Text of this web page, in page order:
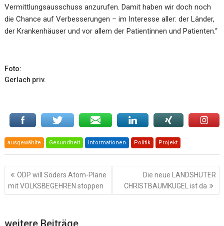
Vermittlungsausschuss anzurufen. Damit haben wir doch noch
die Chance auf Verbesserungen – im Interesse aller: der Länder,
der Krankenhäuser und vor allem der Patientinnen und Patienten.“
Foto:
Gerlach priv.
ausgewählte Gesundheit Informationen Politik Projekt
Beitragsnavigation
ÖDP will Söders Atom-Pläne
mit VOLKSBEGEHREN stoppen
Die neue LANDSHUTER
CHRISTBAUMKUGEL ist da
weitere Beiträge